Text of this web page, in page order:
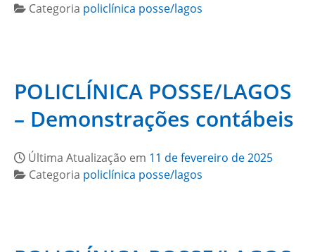
Categoria policlínica posse/lagos
POLICLÍNICA POSSE/LAGOS
– Demonstrações contábeis
Última Atualização em 11 de fevereiro de 2025
Categoria policlínica posse/lagos